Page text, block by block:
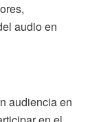
audio en
audiencia en